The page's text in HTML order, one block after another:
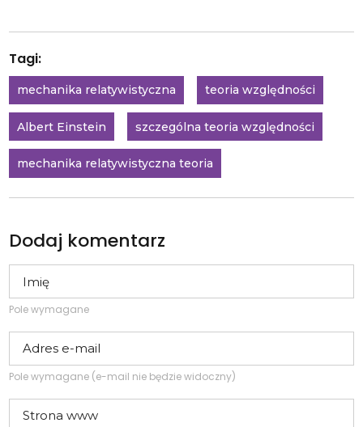
Tagi:
mechanika relatywistyczna teoria względności
Albert Einstein szczególna teoria względności
mechanika relatywistyczna teoria
Dodaj komentarz
Pole wymagane
Pole wymagane (e-mail nie będzie widoczny)